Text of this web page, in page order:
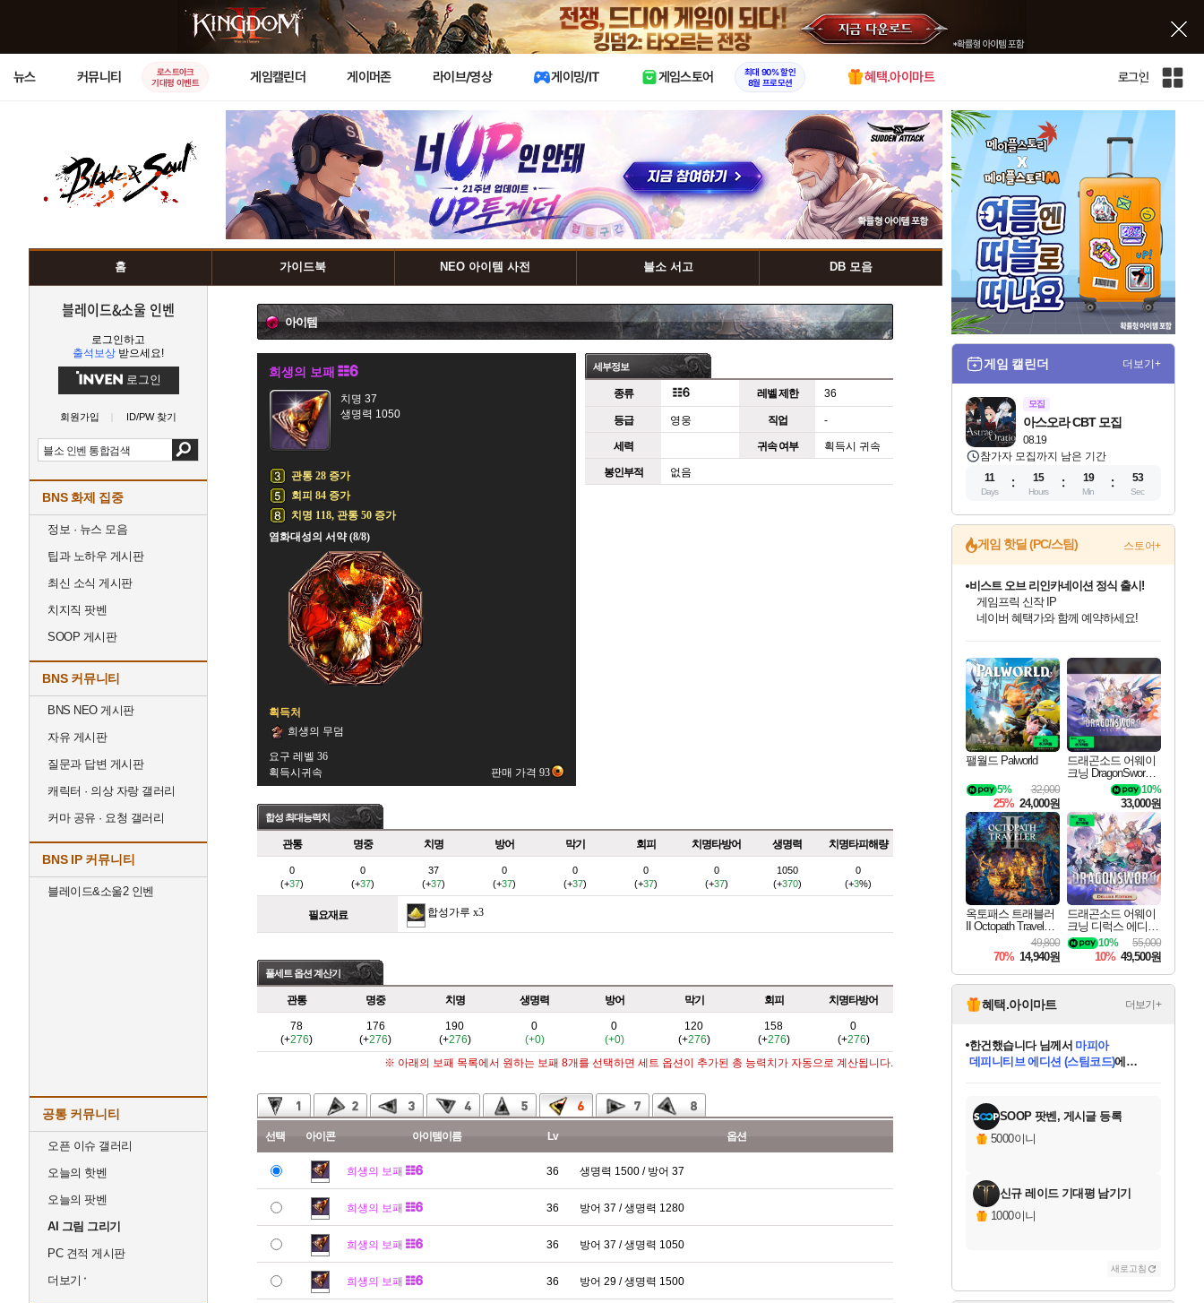
X
뉴스 커뮤니티
로스트아크
기대평 이벤트
게임캘린더 게이머존 라이브/영상 게이밍/IT 게임스토어
최대 90% 할인
8월 프로모션
혜택.아이마트 로그인
인
홈 가이드북 NEO 아이템 사전 블소 서고 DB 모음
블레이드&소울 인벤
로그인하고
출석보상 받으세요!
로그인
회원가입 ID/PW 찾기
BNS 화제 집중
정보 · 뉴스 모음
팁과 노하우 게시판
최신 소식 게시판
치지직 팟벤
SOOP 게시판
BNS 커뮤니티
BNS NEO 게시판
자유 게시판
질문과 답변 게시판
캐릭터 · 의상 자랑 갤러리
커마 공유 · 요청 갤러리
BNS IP 커뮤니티
블레이드&소울2 인벤
공통 커뮤니티
오픈 이슈 갤러리
오늘의 핫벤
오늘의 팟벤
AI 그림 그리기
PC 견적 게시판
더보기
아이템
희생의 보패
치명 37
생명력 1050
관통 28 증가
회피 84 증가
치명 118, 관통 50 증가
염화대성의 서약 (8/8)
획득처
희생의 무덤
요구 레벨 36
획득시귀속
판매 가격 93
세부정보
종류 레벨 제한 36
등급 영웅 직업 -
세력 귀속 여부 획득시 귀속
봉인부적 없음
합성 최대능력치
관통 명중 치명 방어 막기 회피 치명타방어 생명력 치명타피해량
0
(+37)
0
(+37)
37
(+37)
0
(+37)
0
(+37)
0
(+37)
0
(+37)
1050
(+370)
0
(+3%)
필요재료 합성가루 x3
풀세트 옵션 계산기
관통 명중 치명 생명력 방어 막기 회피 치명타방어
78
(+276)
176
(+276)
190
(+276)
0
(+0)
0
(+0)
120
(+276)
158
(+276)
0
(+276)
※ 아래의 보패 목록에서 원하는 보패 8개를 선택하면 세트 옵션이 추가된 총 능력치가 자동으로 계산됩니다.
선택 아이콘 아이템이름 Lv 옵션
희생의 보패 36 생명력 1500 / 방어 37
희생의 보패 36 방어 37 / 생명력 1280
희생의 보패 36 방어 37 / 생명력 1050
희생의 보패 36 방어 29 / 생명력 1500
게임 캘린더 더보기+
모집
08.19
아스오라 CBT 모집
참가자 모집까지 남은 기간
11
Days
15
Hours
19
Min
53
Sec
게임 핫딜 (PC/스팀) 스토어+
최대 90% 할인가를 만나보세요!
네이버혜택과 함께 만나보세요!
50%할인&추가 적립까지!
네이버 포인트 혜택까지!
이니&베니 혜택까지!
비스트 오브 리인카네이션 정식 출시!
게임프릭 신작 IP
네이버 혜택가와 함께 예약하세요!
할인&네이버혜택으로 만나보세요!
네이버페이 혜택과 만나보세요!
40주년 프로모션으로 만나보세요!
할인가에 만나보세요!
일부 에디션 상시 할인!
혜택으로 예약 판매 중
편안하게 충전하세요
팰월드 Palworld
32,000
5%
25% 24,000원
드래곤소드 어웨이
크닝 DragonSword A
10%
33,000원
옥토패스 트래블러
II Octopath Traveler I
49,800
70% 14,940원
드래곤소드 어웨이
크닝 디럭스 에디션
DragonSword Awake
ning Deluxe Edition
55,000
10%
10% 49,500원
혜택.아이마트 더보기+
교환.
당첨되셨습니다.
당첨되셨습니다.
당첨되셨습니다.
프로틴스101님께서네이버페이 1만원
교환권 에 당첨되셨습니다.
당첨되셨습니다.
당첨되셨습니다.
당첨되셨습니다.
당첨되셨습니다.
에디션 (스팀코드) 를 교환.
당첨되셨습니다.
SOOP 팟벤, 게시글 등록
5000이니
신규 레이드 기대평 남기기
1000이니
새로고침